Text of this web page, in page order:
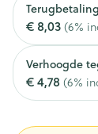
€ 8,03 (6%
Verhoogde
€ 4,78 (6%